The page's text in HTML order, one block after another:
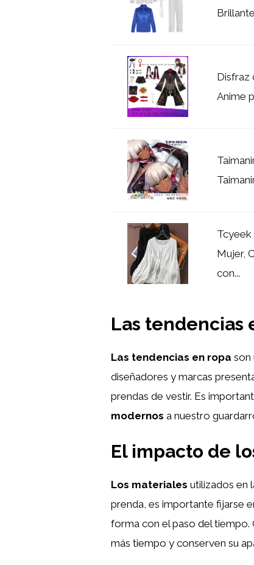
Disfraz
Anime
Tcyeek
Mujer,
con...
Las tendencias
Las tendencias en ropa son
diseñadores y marcas
prendas de vestir. Es
modernos a nuestro
El impacto de
Los materiales utilizados en
prenda, es importante fijarse
forma con el paso del tiempo.
más tiempo y conserven su